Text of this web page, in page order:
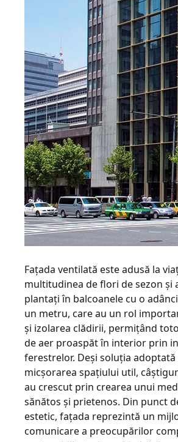
Faţada ventilată este adusă la
multitudinea de flori de sezon şi
plantaţi în balcoanele cu o
un metru, care au un rol
şi izolarea clădirii, permiţând
de aer proaspăt în interior prin
ferestrelor. Deşi soluţia
micşorarea spaţiului util,
au crescut prin crearea unui
sănătos şi prietenos. Din punct
estetic, faţada reprezintă un
comunicare a preocu­părilor